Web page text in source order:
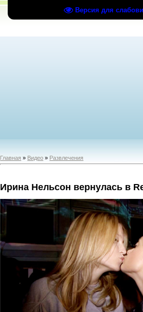
Версия для
Главная » Видео » Развлечения
Ирина Нельсон вернулась в